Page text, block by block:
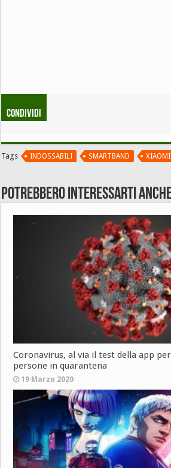
Condividi
Tags INDOSSABILI SMARTBAND
Potrebbero interessarti
Coronavirus, al via il test della app
persone in quarantena
19 Marzo 2020